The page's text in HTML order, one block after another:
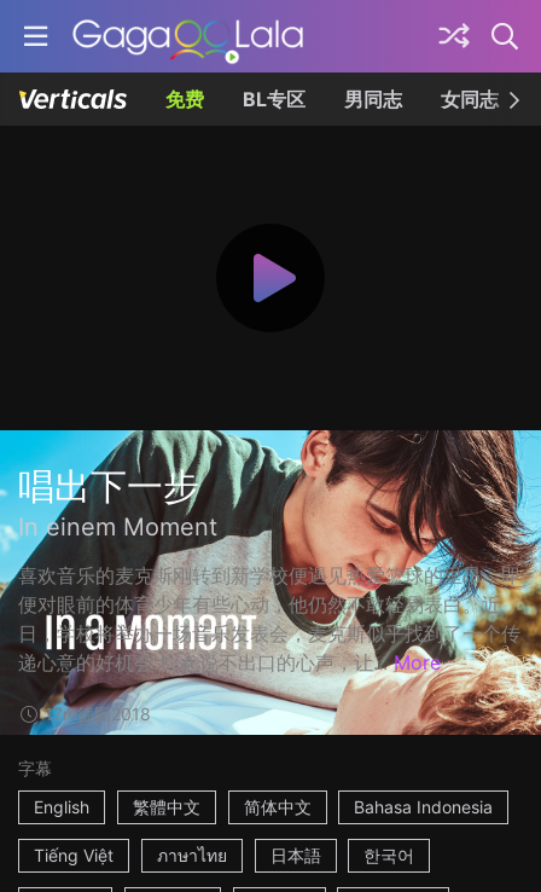
免费 BL专区 男同志 女同志
唱出下一步
In einem Moment
喜欢音乐的麦克斯刚转到新学校便遇见热爱篮球的里昂，即
便对眼前的体育少年有些心动，他仍然不敢轻易表白。近
日，学校将举办一场音乐发表会，麦克斯似乎找到了一个传
递心意的好机会！ ☆说不出口的心声，让... More
17m德国2018
字幕
English
繁體中文 简体中文 Bahasa Indonesia
Tiếng Việt ภาษาไทย 日本語 한국어